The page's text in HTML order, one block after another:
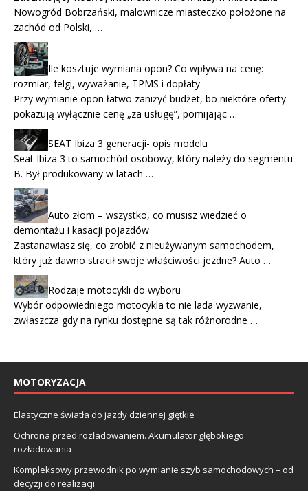
Nowogród Bobrzański, malownicze miasteczko położone na
zachód od Polski, …
Ile kosztuje wymiana opon? Co wpływa na cenę:
rozmiar, felgi, wyważanie, TPMS i dopłaty
Przy wymianie opon łatwo zaniżyć budżet, bo niektóre oferty
pokazują wyłącznie cenę „za usługę”, pomijając …
SEAT Ibiza 3 generacji- opis modelu
Seat Ibiza 3 to samochód osobowy, który należy do segmentu
B. Był produkowany w latach …
Auto złom – wszystko, co musisz wiedzieć o
demontażu i kasacji pojazdów
Zastanawiasz się, co zrobić z nieużywanym samochodem,
który już dawno stracił swoje właściwości jezdne? Auto …
Rodzaje motocykli do wyboru
Wybór odpowiedniego motocykla to nie lada wyzwanie,
zwłaszcza gdy na rynku dostępne są tak różnorodne …
MOTORYZACJA
Elastyczne światła do jazdy dziennej giętkie
Ochrona przed rozładowaniem. Akumulator głębokiego
rozładowania
Kompleksowy przewodnik po wymianie szyb samochodowych – od
decyzji do realizacji